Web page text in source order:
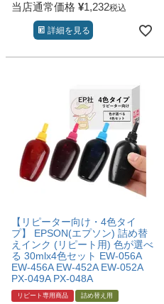
当店通常価格 ¥1,232税込
詳細を見る
【リピーター向け・4色タイ
プ】 EPSON(エプソン) 詰め替
えインク (リピート用) 色が選べ
る 30mlx4色セット EW-056A
EW-456A EW-452A EW-052A
PX-049A PX-048A
リピート専用商品 詰め替え用